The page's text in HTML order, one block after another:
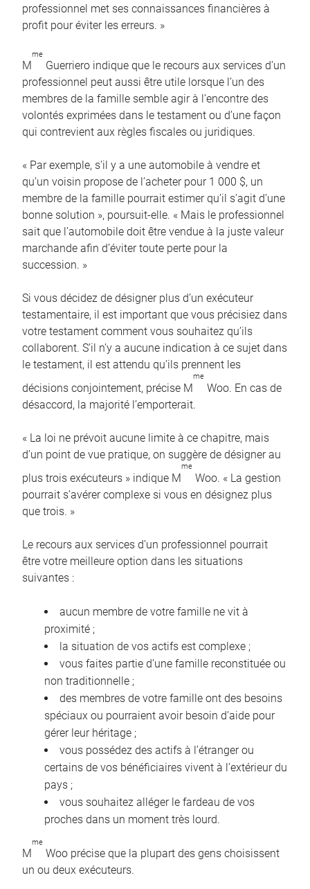
professionnel met ses connaissances financières à
profit pour éviter les erreurs. »
M
me
Guerriero indique que le recours aux services d’un
professionnel peut aussi être utile lorsque l’un des
membres de la famille semble agir à l’encontre des
volontés exprimées dans le testament ou d’une façon
qui contrevient aux règles fiscales ou juridiques.
« Par exemple, s’il y a une automobile à vendre et
qu’un voisin propose de l’acheter pour 1 000 $, un
membre de la famille pourrait estimer qu’il s’agit d’une
bonne solution », poursuit-elle. « Mais le professionnel
sait que l’automobile doit être vendue à la juste valeur
marchande afin d’éviter toute perte pour la
succession. »
Si vous décidez de désigner plus d’un exécuteur
testamentaire, il est important que vous précisiez dans
votre testament comment vous souhaitez qu’ils
collaborent. S’il n’y a aucune indication à ce sujet dans
le testament, il est attendu qu’ils prennent les
décisions conjointement, précise M
me
Woo. En cas de
désaccord, la majorité l’emporterait.
« La loi ne prévoit aucune limite à ce chapitre, mais
d’un point de vue pratique, on suggère de désigner au
plus trois exécuteurs » indique M
me
Woo. « La gestion
pourrait s’avérer complexe si vous en désignez plus
que trois. »
Le recours aux services d’un professionnel pourrait
être votre meilleure option dans les situations
suivantes :
aucun membre de votre famille ne vit à
proximité ;
la situation de vos actifs est complexe ;
vous faites partie d’une famille reconstituée ou
non traditionnelle ;
des membres de votre famille ont des besoins
spéciaux ou pourraient avoir besoin d’aide pour
gérer leur héritage ;
vous possédez des actifs à l’étranger ou
certains de vos bénéficiaires vivent à l’extérieur du
pays ;
vous souhaitez alléger le fardeau de vos
proches dans un moment très lourd.
M
me
Woo précise que la plupart des gens choisissent
un ou deux exécuteurs.